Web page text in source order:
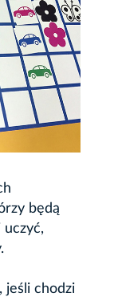
będą
jeśli chodzi